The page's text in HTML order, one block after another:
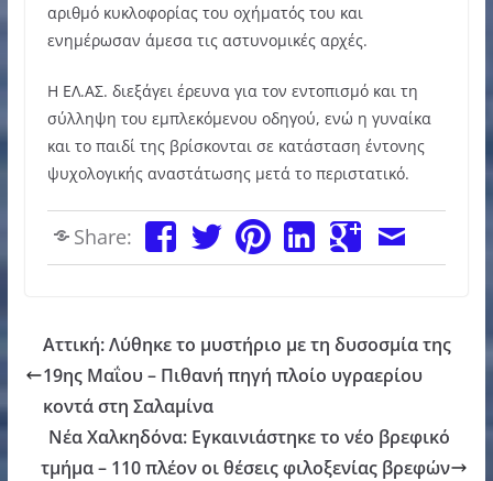
αριθμό κυκλοφορίας του οχήματός του και
ενημέρωσαν άμεσα τις αστυνομικές αρχές.
Η ΕΛ.ΑΣ. διεξάγει έρευνα για τον εντοπισμό και τη
σύλληψη του εμπλεκόμενου οδηγού, ενώ η γυναίκα
και το παιδί της βρίσκονται σε κατάσταση έντονης
ψυχολογικής αναστάτωσης μετά το περιστατικό.
Share:
Αττική: Λύθηκε το μυστήριο με τη δυσοσμία της
19ης Μαΐου – Πιθανή πηγή πλοίο υγραερίου
κοντά στη Σαλαμίνα
Νέα Χαλκηδόνα: Εγκαινιάστηκε το νέο βρεφικό
τμήμα – 110 πλέον οι θέσεις φιλοξενίας βρεφών